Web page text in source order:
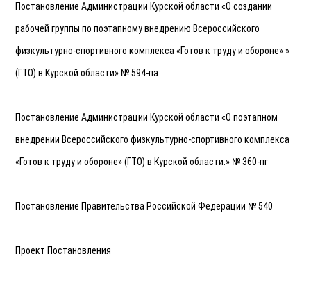
Постановление Администрации Курской области «О создании
рабочей группы по поэтапному внедрению Всероссийского
физкультурно-спортивного комплекса «Готов к труду и обороне» »
(ГТО) в Курской области» № 594-па
Постановление Администрации Курской области «О поэтапном
внедрении Всероссийского физкультурно-спортивного комплекса
«Готов к труду и обороне» (ГТО) в Курской области.» № 360-пг
Постановление Правительства Российской Федерации № 540
Проект Постановления